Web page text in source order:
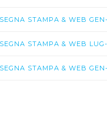
STAMPA & WEB
STAMPA & WEB
STAMPA & WEB